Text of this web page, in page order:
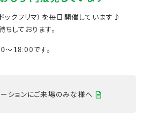
ックフリマ）を毎日開催しています♪
しております。
～18:00です。
ーションにご来場のみな様へ